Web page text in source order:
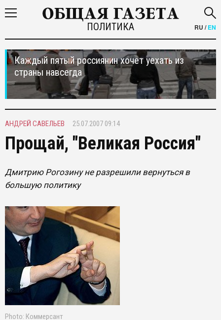
ПОЛИТИКА RU /EN
Каждый пятый россиянин хочет уехать из
страны навсегда
АНДРЕЙ САВЕЛЬЕВ 25.07.2007 09:14
Прощай, "Великая Россия"
Дмитрию Рогозину не разрешили вернуться в
большую политику
Photo: Коммерсант